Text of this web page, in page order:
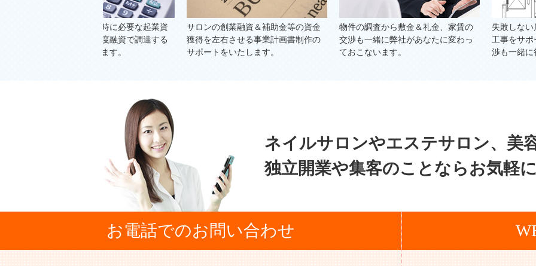
サロンの創業融資＆補助金等の資金
獲得を左右させる事業計画書制作の
サポートをいたします。
物件の調査から敷金＆礼金、家賃の
交渉も一緒に弊社があなたに変わっ
ておこないます。
失敗しない店舗設計デザインや内
工事をサポートし、工事費圧縮の
ネイルサロンやエステサロン、 美
独立開業や集客のことならお気軽
お電話でのお問い合わせ